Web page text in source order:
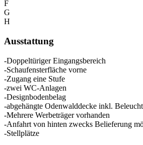
F
G
H
Ausstattung
-Doppeltüriger Eingangsbereich
-Schaufensterfläche vorne
-Zugang eine Stufe
-zwei WC-Anlagen
-Designbodenbelag
-abgehängte Odenwalddecke inkl.
-Mehrere Werbeträger vorhanden
-Anfahrt von hinten zwecks Belieferung
-Stellplätze